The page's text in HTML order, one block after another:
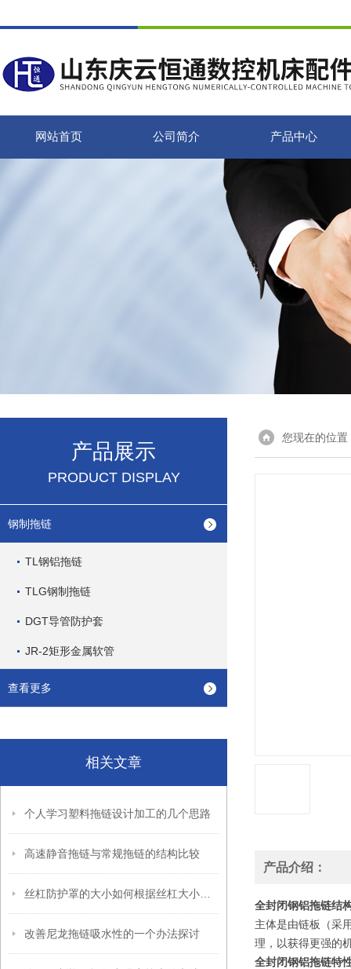
网站首页 公司简介 产品中心
产品展示
PRODUCT DISPLAY
钢制拖链
TL钢铝拖链
TLG钢制拖链
DGT导管防护套
JR-2矩形金属软管
查看更多
相关文章
个人学习塑料拖链设计加工的几个思路
高速静音拖链与常规拖链的结构比较
改善尼龙拖链吸水性的一个办法探讨
您现在的位置
产品介绍：
全封闭钢铝拖链结
主体是由链板（采
理，以获得更强的
全封闭钢铝拖链特